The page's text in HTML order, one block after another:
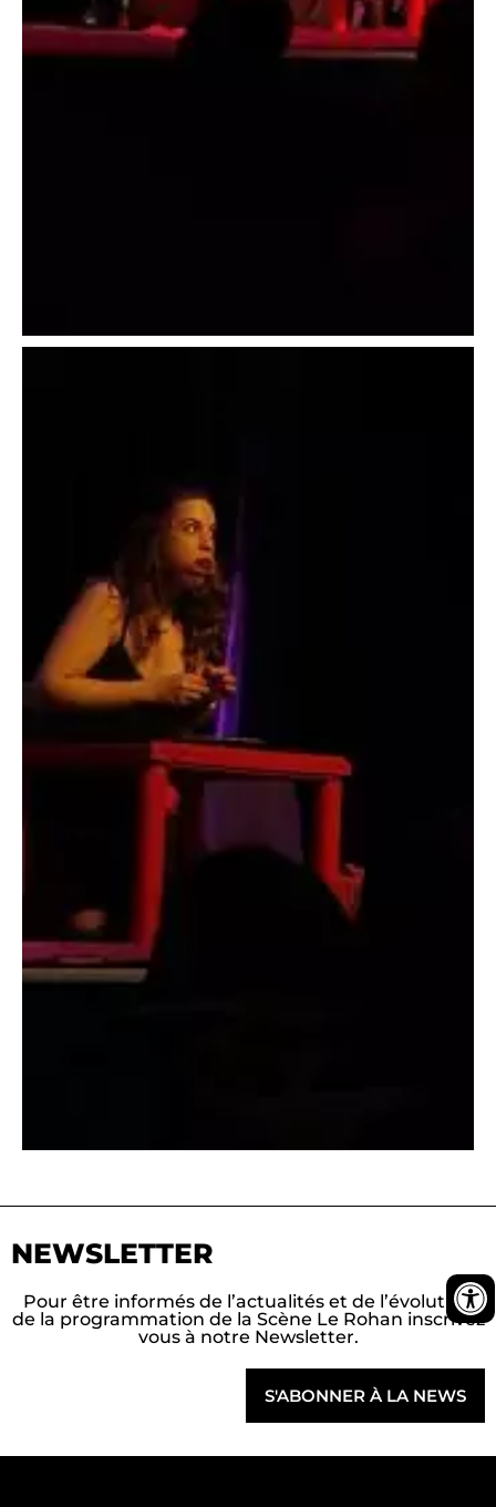
NEWSLETTER
Pour être informés de l’actualités et de l’évolution
de la programmation de la Scène Le Rohan inscrivez
vous à notre Newsletter.
S'ABONNER À LA NEWS